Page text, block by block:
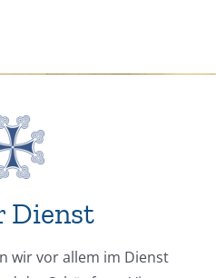
Dienst
wir vor allem im Dienst